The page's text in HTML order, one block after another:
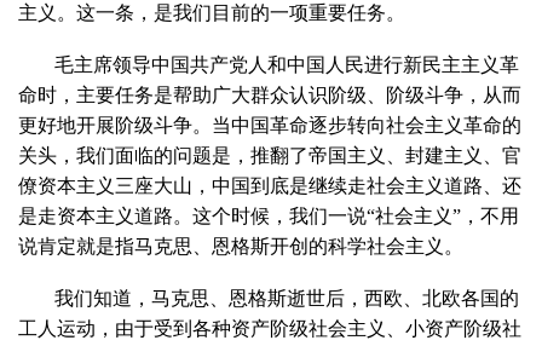
主义。这一条，是我们目前的一项重要任务。
毛主席领导中国共产党人和中国人民进行新民主主义革
命时，主要任务是帮助广大群众认识阶级、阶级斗争，从而
更好地开展阶级斗争。当中国革命逐步转向社会主义革命的
关头，我们面临的问题是，推翻了帝国主义、封建主义、官
僚资本主义三座大山，中国到底是继续走社会主义道路、还
是走资本主义道路。这个时候，我们一说“社会主义”，不用
说肯定就是指马克思、恩格斯开创的科学社会主义。
我们知道，马克思、恩格斯逝世后，西欧、北欧各国的
工人运动，由于受到各种资产阶级社会主义、小资产阶级社